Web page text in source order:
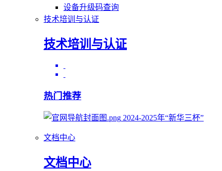
设备升级码查询
技术培训与认证
技术培训与认证
热门推荐
2024-2025年“新华三杯”
文档中心
文档中心